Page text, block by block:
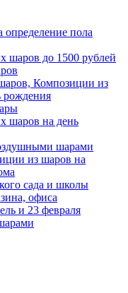
пола
шаров до 1500 рублей
Композиции из
рождения
шаров на день
шарами
из шаров на
сада и школы
офиса
и 23 февраля